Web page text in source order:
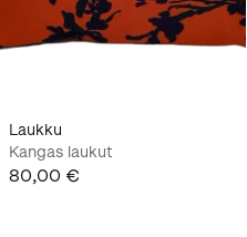
Laukku
Kangas laukut
80,00 €